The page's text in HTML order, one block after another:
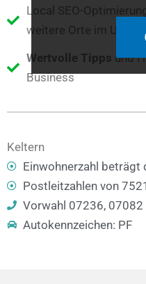
Local SEO-
weitere Orte im
Wertvolle Tipps und
Business
Keltern
Einwohnerzahl beträgt
Postleitzahlen von
Vorwahl 07236, 07082
Autokennzeichen: PF